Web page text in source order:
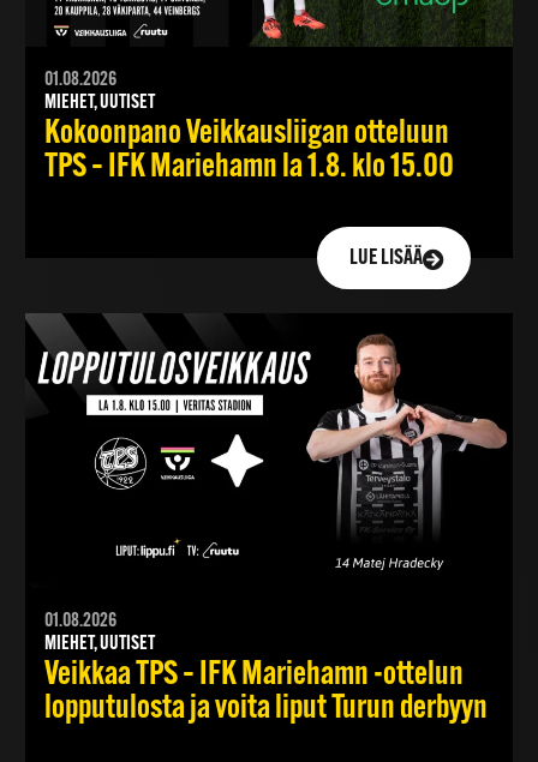
01.08.2026
MIEHET, UUTISET
Kokoonpano Veikkausliigan otteluun
TPS – IFK Mariehamn la 1.8. klo 15.00
LUE LISÄÄ
01.08.2026
MIEHET, UUTISET
Veikkaa TPS – IFK Mariehamn -ottelun
lopputulosta ja voita liput Turun derbyyn